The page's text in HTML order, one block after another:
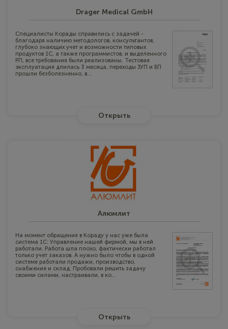
Drager Medical GmbH
Специалисты Корады справились с задачей -
благодаря наличию методологов, консультантов,
глубоко знающих учет и возможности типовых
продуктов 1С, а также программистов, и выделенного
РП, все требования были реализованы. Тестовая
эксплуатация длилась 3 месяца, переходы ЗУП и БП
прошли безболезненно, в...
Открыть
Алюмлит
На момент обращения в Кораду у нас уже была
система 1С: Управление нашей фирмой, мы в ней
работали. Работа шла плохо, фактически работал
только учет заказов. А нужно было чтобы в одной
системе работали продажи, производство,
снабжение и склад. Пробовали решить задачу
своими силами, настраивали, в ко...
Открыть